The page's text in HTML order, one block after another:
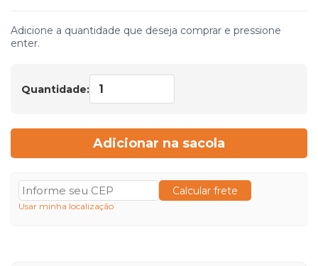
Adicione a quantidade que deseja comprar e pressione
enter.
Quantidade:
Adicionar na sacola
Calcular frete
Usar minha localização